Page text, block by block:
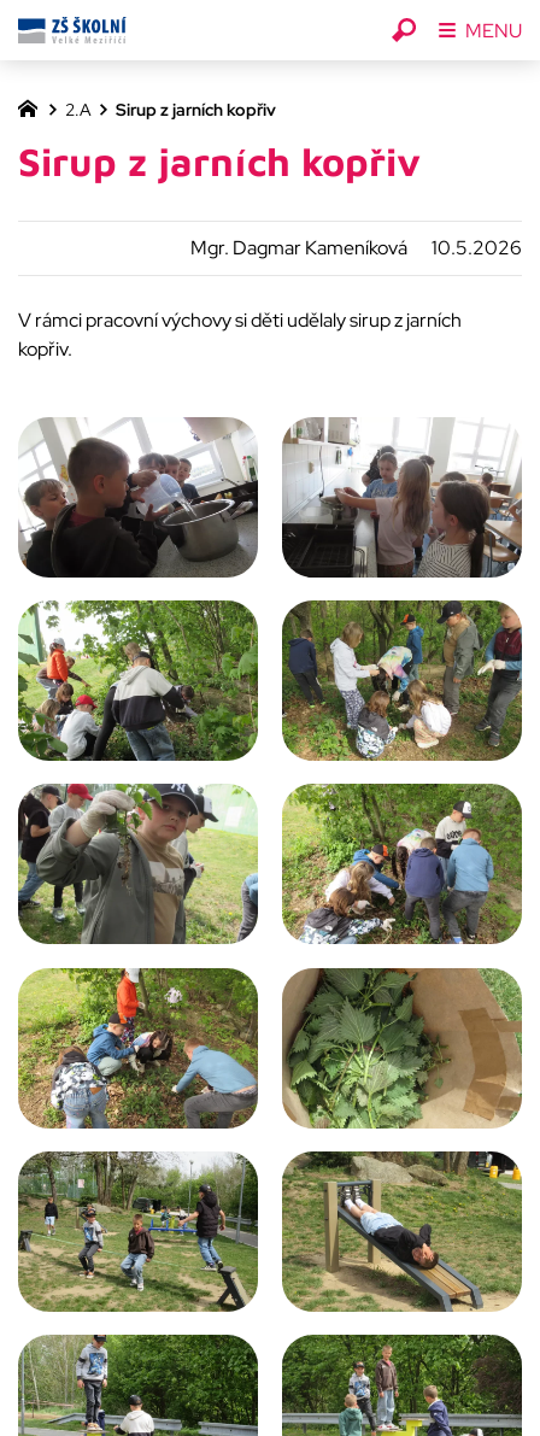
2.A Sirup z jarních kopřiv
Sirup z jarních kopřiv
Mgr. Dagmar Kameníková 10.5.2026
V rámci pracovní výchovy si děti udělaly sirup z jarních
kopřiv.
MENU